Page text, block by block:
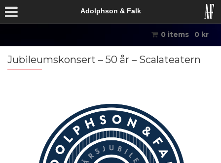
Adolphson & Falk
0 items 0 kr
Jubileumskonsert – 50 år – Scalateatern